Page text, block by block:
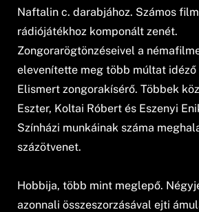
Naftalin c. darabjához. Számos
rádiójátékhoz komponált zenét.
Zongorarögtönzéseivel a
elevenítette meg több múltat idéző
Elismert zongorakísérő. Többek
Eszter, Koltai Róbert és Eszenyi
Színházi munkáinak száma
százötvenet.
Hobbija, több mint meglepő.
azonnali összeszorzásával ejti